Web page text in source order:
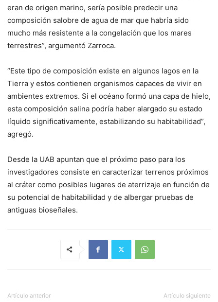
eran de origen marino, sería posible predecir una
composición salobre de agua de mar que habría sido
mucho más resistente a la congelación que los mares
terrestres”, argumentó Zarroca.
“Este tipo de composición existe en algunos lagos en la
Tierra y estos contienen organismos capaces de vivir en
ambientes extremos. Si el océano formó una capa de hielo,
esta composición salina podría haber alargado su estado
líquido significativamente, estabilizando su habitabilidad”,
agregó.
Desde la UAB apuntan que el próximo paso para los
investigadores consiste en caracterizar terrenos próximos
al cráter como posibles lugares de aterrizaje en función de
su potencial de habitabilidad y de albergar pruebas de
antiguas bioseñales.
Artículo anterior Artículo siguiente